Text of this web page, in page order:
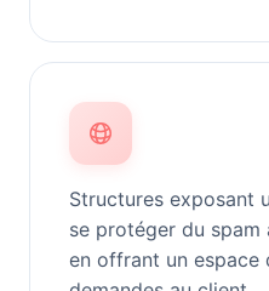
Structures exposant
se protéger du
en offrant un espace